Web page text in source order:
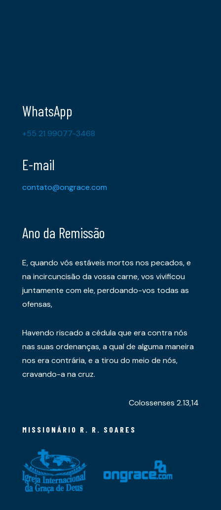
WhatsApp
+55 21 99077-3468
E-mail
contato@ongrace.com
Ano da Remissão
E, quando vós estáveis mortos nos pecados, e
na incircuncisão da vossa carne, vos vivificou
juntamente com ele, perdoando-vos todas as
ofensas,
Havendo riscado a cédula que era contra nós
nas suas ordenanças, a qual de alguma maneira
nos era contrária, e a tirou do meio de nós,
cravando-a na cruz.
Colossenses 2.13,14
MISSIONÁRIO R. R. SOARES